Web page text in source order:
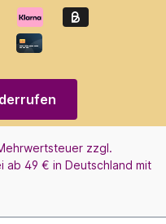
zzgl.
ab 49 € in Deutschland mit